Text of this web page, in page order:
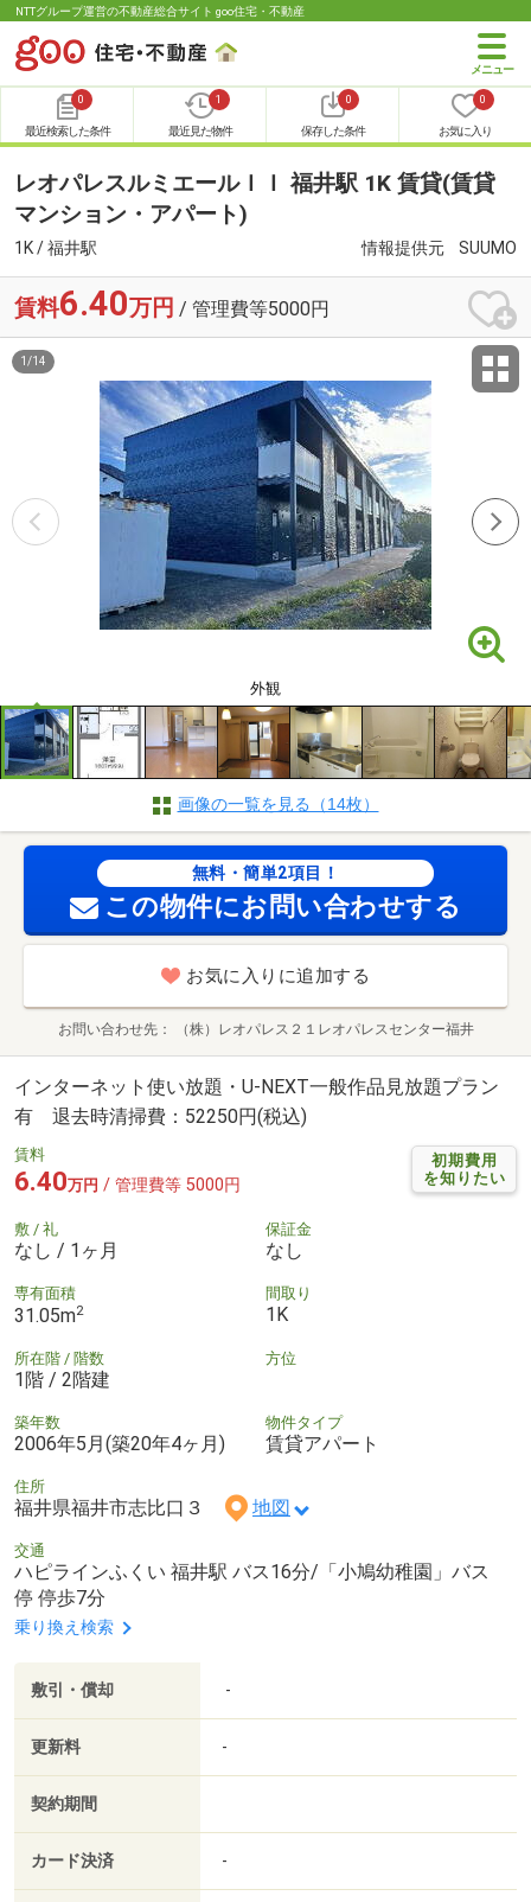
NTTグループ運営の不動産総合サイト goo住宅・不動産
0
最近検索した条件
1
最近見た物件
0
保存した条件
0
お気に入り
レオパレスルミエールＩＩ 福井駅 1K 賃貸(賃貸
マンション・アパート)
1K / 福井駅 情報提供元 SUUMO
賃料6.40万円 / 管理費等5000円
外観
1 /14
画像の一覧を見る（14枚）
無料・簡単2項目！
この物件にお問い合わせする
お気に入りに追加する
お問い合わせ先 （株）レオパレス２１レオパレスセンター福井
インターネット使い放題・U-NEXT一般作品見放題プラン
有 退去時清掃費：52250円(税込)
初期費用
を知りたい
賃料
6.40万円 / 管理費等 5000円
敷 / 礼
なし / 1ヶ月
保証金
なし
専有面積
31.05m2
間取り
1K
所在階 / 階数
1階 / 2階建
方位
築年数
2006年5月(築20年4ヶ月)
物件タイプ
賃貸アパート
住所
福井県福井市志比口３ 地図
交通
ハピラインふくい 福井駅 バス16分/「小鳩幼稚園」バス
停 停歩7分
乗り換え検索
敷引・償却 -
更新料 -
契約期間
カード決済 -